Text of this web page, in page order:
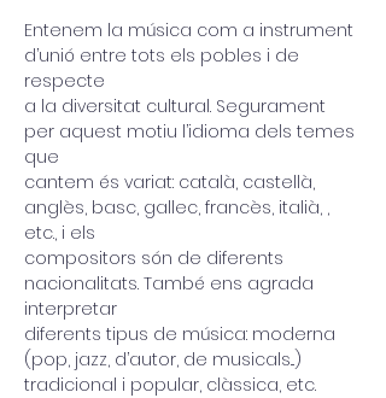
Entenem la música com a instrument
d’unió entre tots els pobles i de
respecte
a la diversitat cultural. Segurament
per aquest motiu l’idioma dels temes
que
cantem és variat: català, castellà,
anglès, basc, gallec, francès, italià, ,
etc., i els
compositors són de diferents
nacionalitats. També ens agrada
interpretar
diferents tipus de música: moderna
(pop, jazz, d’autor, de musicals...)
tradicional i popular, clàssica, etc.